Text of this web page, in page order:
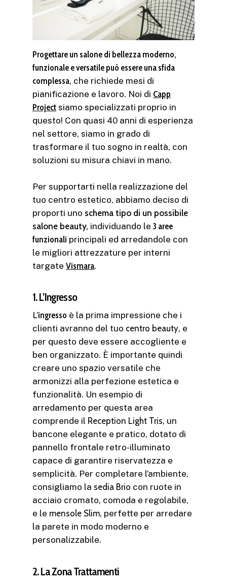
Progettare un salone di bellezza moderno,
funzionale e versatile può essere una sfida
complessa, che richiede mesi di
pianificazione e lavoro. Noi di Capp
Project siamo specializzati proprio in
questo! Con quasi 40 anni di esperienza
nel settore, siamo in grado di
trasformare il tuo sogno in realtà, con
soluzioni su misura chiavi in mano.
Per supportarti nella realizzazione del
tuo centro estetico, abbiamo deciso di
proporti uno schema tipo di un possibile
salone beauty, individuando le 3 aree
funzionali principali ed arredandole con
le migliori attrezzature per interni
targate Vismara.
1. L’Ingresso
L’ingresso è la prima impressione che i
clienti avranno del tuo centro beauty, e
per questo deve essere accogliente e
ben organizzato. È importante quindi
creare uno spazio versatile che
armonizzi alla perfezione estetica e
funzionalità. Un esempio di
arredamento per questa area
comprende il Reception Light Tris, un
bancone elegante e pratico, dotato di
pannello frontale retro-illuminato
capace di garantire riservatezza e
semplicità. Per completare l’ambiente,
consigliamo la sedia Brio con ruote in
acciaio cromato, comoda e regolabile,
e le mensole Slim, perfette per arredare
la parete in modo moderno e
personalizzabile.
2. La Zona Trattamenti